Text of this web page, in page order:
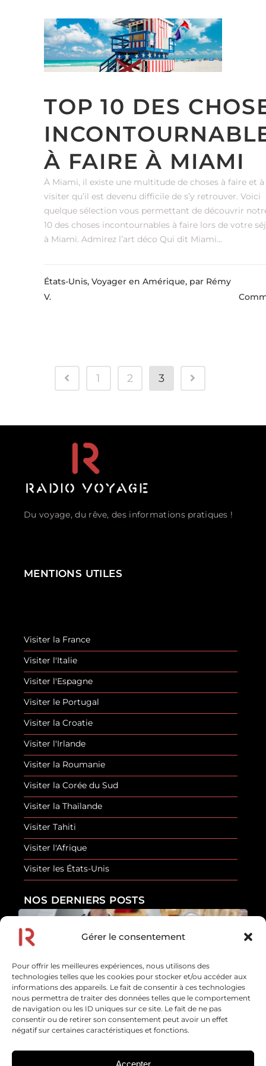
Gérer le consentement
Pour offrir les meilleures expériences, nous utilisons des
technologies telles que les cookies pour stocker et/ou accéder aux
informations des appareils. Le fait de consentir à ces technologies
nous permettra de traiter des données telles que le comportement
de navigation ou les ID uniques sur ce site. Le fait de ne pas
consentir ou de retirer son consentement peut avoir un effet
négatif sur certaines caractéristiques et fonctions.
Accepter
TOP 10 DES
À FAIRE À MIAMI
À Miami, il existe une multitude de choses à faire et à
visiter qu’il est devenu difficile de s’y retrouver. Voici
quelque sélection vous permettant de découvrir
10 des choses incontournables à faire lors de votre
à Miami. Admirez l’art déco Qui dit Miami...
États-Unis, Voyager en Amérique, par Rémy
V.
1 2 3
Du voyage, du rêve, des informations pratiques !
MENTIONS UTILES
Visiter la France
Visiter l'Italie
Visiter l'Espagne
Visiter le Portugal
Visiter la Croatie
Visiter l'Irlande
Visiter la Roumanie
Visiter la Corée du Sud
Visiter la Thaïlande
Visiter Tahiti
Visiter l'Afrique
Visiter les États-Unis
NOS DERNIERS POSTS
Les erreurs de sécurité que font la plupart des
touristes
En savoir plus
10 juillet 2026
Afrique : 10 sons inoubliables et les voyages pour
les entendre